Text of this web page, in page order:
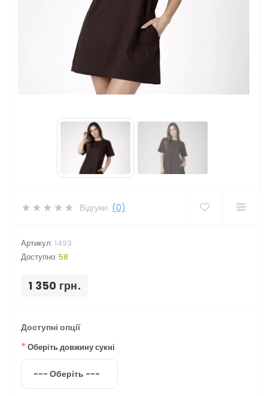
Відгуки: (0)
Артикул: 1493
Доступно: 58
1 350 грн.
Доступні опції
* Оберіть довжину сукні